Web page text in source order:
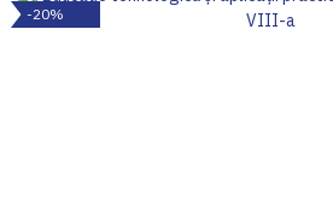
-20%